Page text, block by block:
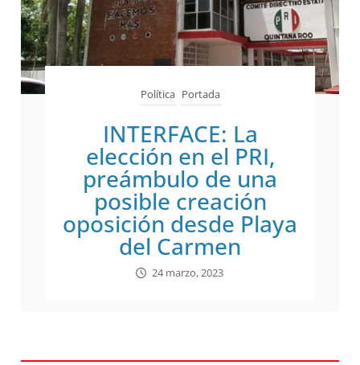
Política Portada
INTERFACE: La
elección en el PRI,
preámbulo de una
posible creación
oposición desde Playa
del Carmen
24 marzo, 2023